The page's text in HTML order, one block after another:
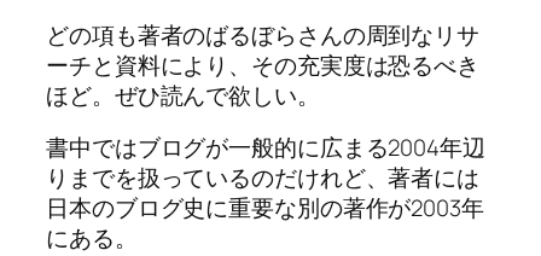
どの項も著者のばるぼらさんの周到なリサ
ーチと資料により、その充実度は恐るべき
ほど。ぜひ読んで欲しい。
書中ではブログが一般的に広まる2004年辺
りまでを扱っているのだけれど、著者には
日本のブログ史に重要な別の著作が2003年
にある。